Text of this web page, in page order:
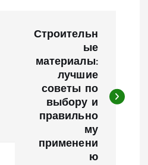
Строительн
ые
материалы:
лучшие
советы по
выбору и
правильно
му
применени
ю